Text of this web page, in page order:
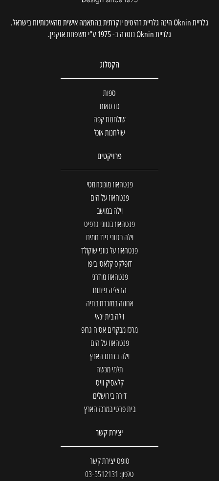
גלריית Oknin הינה גלריית רהיטים יוקרתית בהתאמה אישית מהאיכותיות בישראל.
גלריית Oknin נוסדה ב- 1975 ע"י משפחת אוקנין.
הקטלוג
ספות
כורסאות
שולחנות קפה
שולחנות אוכל
פרויקטים
פנטהאוז מונוכרומטי
פנטהאוז על הים
וילה במושב
פנטהאוז בגווני גרפיט
וילה בגווני ניוד חמים
פנטהאוז על גווני שוקולד
דופלקס קלאסי ביפו
פנטהאוז מודרני
הרצליה פיתוח
אחוזה במזכרת בתיה
וילה בית ינאי
מרכז מבקרים אסיה גרופ
פנטהאוז על הים
וילה בדרום הארץ
תלמי מנשה
קלאסיק וויט
דירה בירושלים
בית פרטי במרכז הארץ
יצירת קשר
טופס יצירת קשר
טלפון: 03-5512131